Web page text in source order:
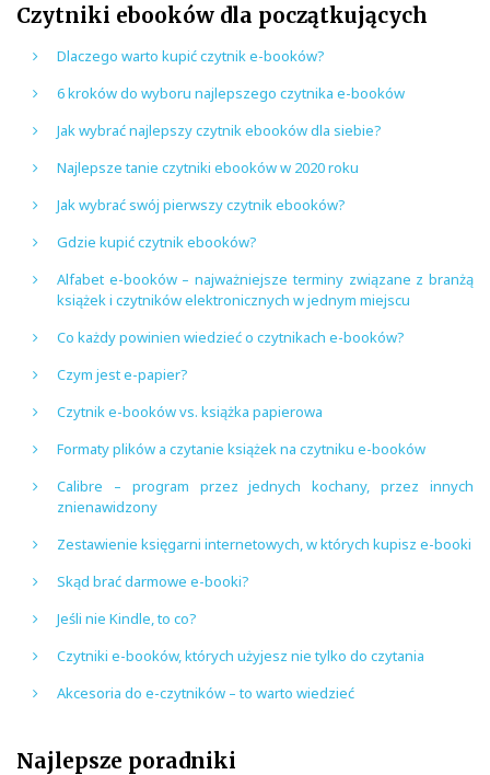
Czytniki ebooków dla początkujących
Dlaczego warto kupić czytnik e-booków?
6 kroków do wyboru najlepszego czytnika e-booków
Jak wybrać najlepszy czytnik ebooków dla siebie?
Najlepsze tanie czytniki ebooków w 2020 roku
Jak wybrać swój pierwszy czytnik ebooków?
Gdzie kupić czytnik ebooków?
Alfabet e-booków – najważniejsze terminy związane z branżą
książek i czytników elektronicznych w jednym miejscu
Co każdy powinien wiedzieć o czytnikach e-booków?
Czym jest e-papier?
Czytnik e-booków vs. książka papierowa
Formaty plików a czytanie książek na czytniku e-booków
Calibre – program przez jednych kochany, przez innych
znienawidzony
Zestawienie księgarni internetowych, w których kupisz e-booki
Skąd brać darmowe e-booki?
Jeśli nie Kindle, to co?
Czytniki e-booków, których użyjesz nie tylko do czytania
Akcesoria do e-czytników – to warto wiedzieć
Najlepsze poradniki